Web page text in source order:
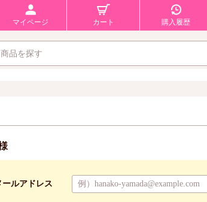
マイページ カート 購入履歴
ールアドレス